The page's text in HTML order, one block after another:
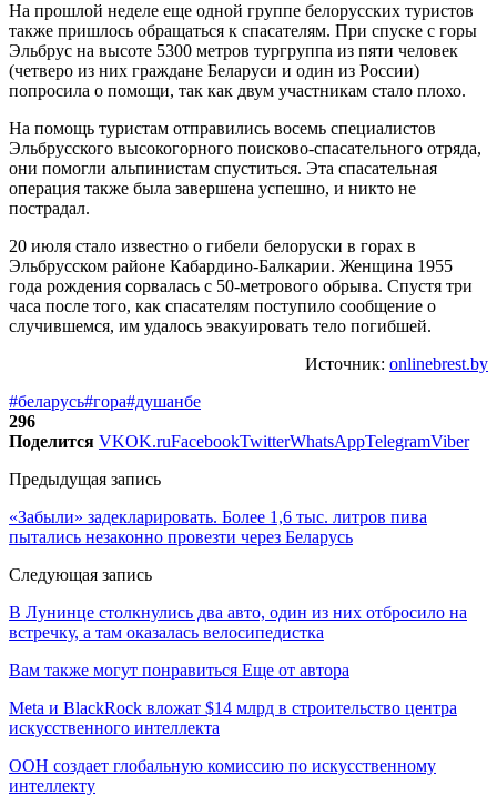
На прошлой неделе еще одной группе белорусских туристов
также пришлось обращаться к спасателям. При спуске с горы
Эльбрус на высоте 5300 метров тургруппа из пяти человек
(четверо из них граждане Беларуси и один из России)
попросила о помощи, так как двум участникам стало плохо.
На помощь туристам отправились восемь специалистов
Эльбрусского высокогорного поисково-спасательного отряда,
они помогли альпинистам спуститься. Эта спасательная
операция также была завершена успешно, и никто не
пострадал.
20 июля стало известно о гибели белоруски в горах в
Эльбрусском районе Кабардино-Балкарии. Женщина 1955
года рождения сорвалась с 50-метрового обрыва. Спустя три
часа после того, как спасателям поступило сообщение о
случившемся, им удалось эвакуировать тело погибшей.
Источник: onlinebrest.by
#беларусь#гора#душанбе
296
Поделится VKOK.ruFacebookTwitterWhatsAppTelegramViber
Предыдущая запись
«Забыли» задекларировать. Более 1,6 тыс. литров пива
пытались незаконно провезти через Беларусь
Следующая запись
В Лунинце столкнулись два авто, один из них отбросило на
встречку, а там оказалась велосипедистка
Вам также могут понравиться Еще от автора
Meta и BlackRock вложат $14 млрд в строительство центра
искусственного интеллекта
ООН создает глобальную комиссию по искусственному
интеллекту